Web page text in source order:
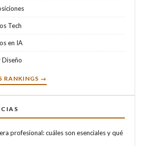
Tech
en IA
Diseño
RANKINGS →
profesional: cuáles son esenciales y qué